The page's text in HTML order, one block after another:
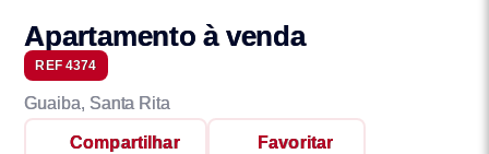
Apartamento à venda
REF 4374
Guaiba, Santa Rita
Compartilhar Favoritar